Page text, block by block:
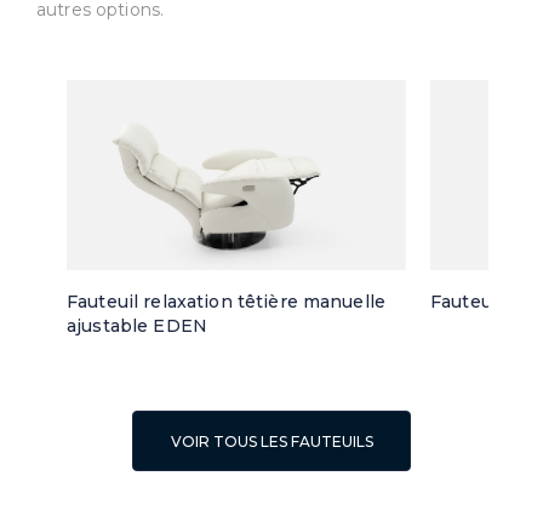
autres options.
Fauteuil relaxation têtière manuelle
ajustable EDEN
Fauteuil
VOIR TOUS LES FAUTEUILS